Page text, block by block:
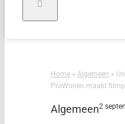
Home »Algemeen »
ProWonen maakt
Algemeen2